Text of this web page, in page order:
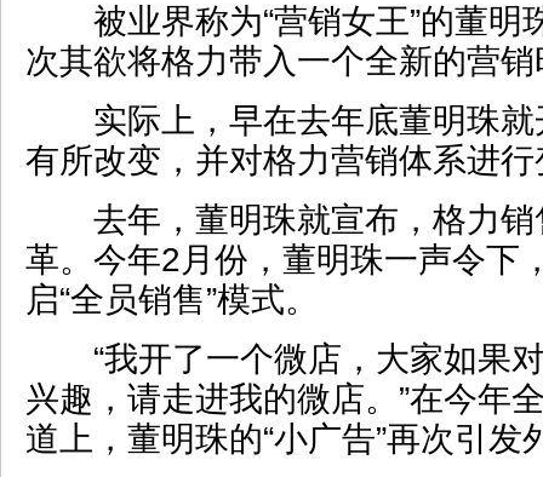
被业界称为“营销女王”的董明
次其欲将格力带入一个全新的营
实际上，早在去年底董明珠就
有所改变，并对格力营销体系进
去年，董明珠就宣布，格力销
革。今年2月份，董明珠一声令下
启“全员销售”模式。
“我开了一个微店，大家如果
兴趣，请走进我的微店。”在今年
道上，董明珠的“小广告”再次引发